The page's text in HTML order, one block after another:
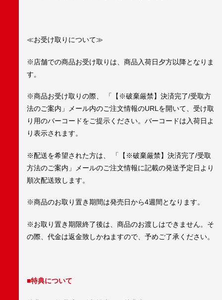
≪お受け取りについて≫
※店舗での商品お受け取りは、商品入荷日夕方以降となりま
す。
※商品お受け取りの際、 「【※破棄厳禁】決済完了/受取方
法のご案内」メール内のご注文情報のURLを開いて、受け取
り用のバーコードをご提示ください。バーコードは入荷日よ
り表示されます。
※配送を希望された方は、 「【※破棄厳禁】決済完了/受取
方法のご案内」メールのご注文情報に記載の発送予定日より
順次配送致します。
※商品のお取り置き期間は発売日から4週間となります。
※お取り置き期限終了後は、商品のお渡しはできません。そ
の際、代金は返金致しかねますので、予めご了承ください。
■特典について